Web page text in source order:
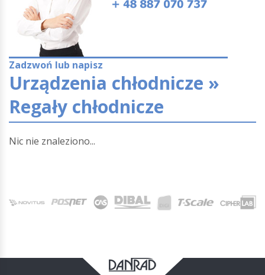
Zadzwoń lub napisz
Urządzenia chłodnicze »
Regały chłodnicze
Nic nie znaleziono...